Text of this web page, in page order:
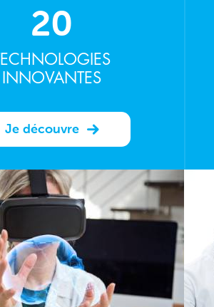
20
TECHNOLOGIES
INNOVANTES
Je découvre